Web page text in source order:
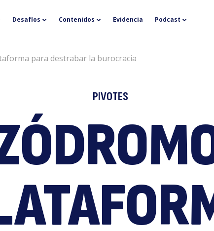
Desafíos Contenidos Evidencia Podcast
para destrabar la burocracia
PIVOTES